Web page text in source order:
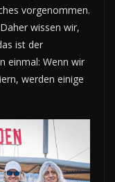
vorgenommen.
wissen wir,
ist der
einmal: Wenn wir
werden einige